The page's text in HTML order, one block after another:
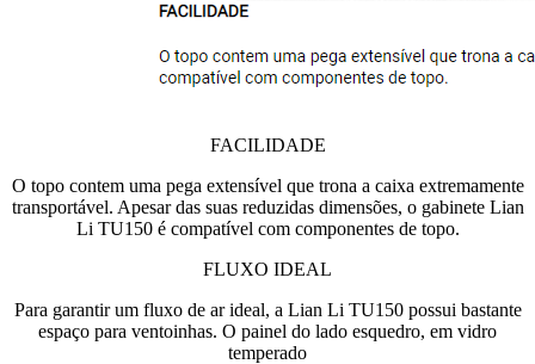
FACILIDADE
O topo contem uma pega extensível que trona a caixa extremamente
transportável. Apesar das suas reduzidas dimensões, o gabinete Lian
Li TU150 é compatível com componentes de topo.
FLUXO IDEAL
Para garantir um fluxo de ar ideal, a Lian Li TU150 possui bastante
espaço para ventoinhas. O painel do lado esquedro, em vidro
temperado